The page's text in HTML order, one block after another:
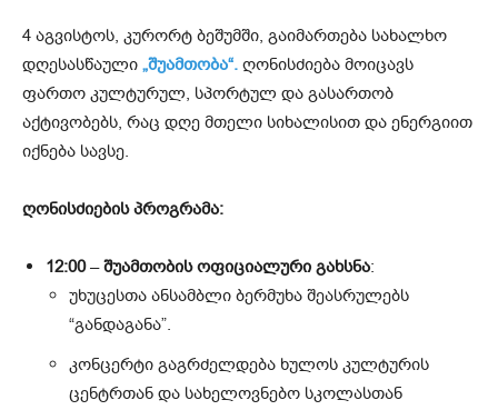
4 აგვისტოს, კურორტ ბეშუმში, გაიმართება სახალხო
დღესასწაული „შუამთობა“. ღონისძიება მოიცავს
ფართო კულტურულ, სპორტულ და გასართობ
აქტივობებს, რაც დღე მთელი სიხალისით და ენერგიით
იქნება სავსე.
ღონისძიების პროგრამა:
12:00–შუამთობის ოფიციალური გახსნა:
უხუცესთა ანსამბლი ბერმუხა შეასრულებს
“განდაგანა”.
კონცერტი გაგრძელდება ხულოს კულტურის
ცენტრთან და სახელოვნებო სკოლასთან